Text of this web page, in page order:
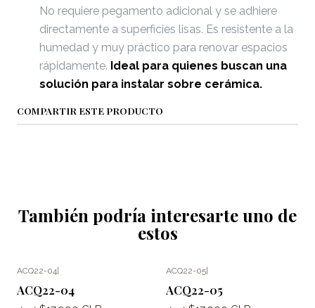
No requiere pegamento adicional y se adhiere
directamente a superficies lisas. Es resistente a la
humedad y muy práctico para renovar espacios
rápidamente. Ideal para quienes buscan una
solución para instalar sobre cerámica.
COMPARTIR ESTE PRODUCTO
También podría interesarte uno de
estos
ACQ22-04|
ACQ22-04
ACQ22-05|
ACQ22-05